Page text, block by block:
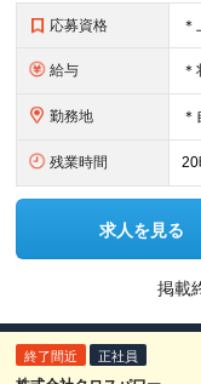
応募資格
給与
勤務地
残業時間 20
求人を見る
掲載
終了間近 正社員